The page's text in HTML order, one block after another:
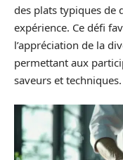
des plats typiques de
expérience. Ce défi
l’appréciation de la
permettant aux
saveurs et techniques.